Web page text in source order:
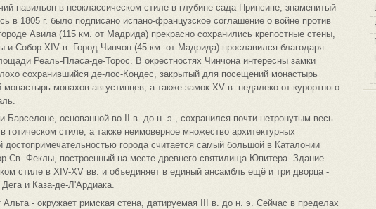
павильон в неоклассическом стиле в глубине сада Принсипе, знаменитый
в 1805 г. было подписано испано-французское соглашение о войне против
Авила (115 км. от Мадрида) прекрасно сохранились крепостные стены,
и Собор XIV в. Город Чинчон (45 км. от Мадрида) прославился благодаря
Реаль-Пласа-де-Торос. В окрестностях Чинчона интересны замки
сохранившийся де-лос-Кондес, закрытый для посещений монастырь
монахов-августинцев, а также замок XV в. недалеко от курортного
Барселоне, основанной во II в. до н. э., сохранился почти нетронутым весь
готическом стиле, а также неимоверное множество архитектурных
достопримечательностью города считается самый большой в Каталонии
Св. Феклы, построенный на месте древнего святилища Юпитера. Здание
стиле в XIV-XV вв. и объединяет в единый ансамбль ещё и три дворца -
и Каза-де-Л'Ардиака.
- окружает римская стена, датируемая III в. до н. э. Сейчас в пределах